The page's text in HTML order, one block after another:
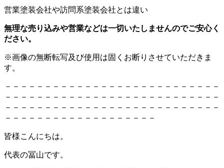
営業塗装会社や訪問系塗装会社とは違い
無理な売り込みや営業などは一切いたしませんのでご安心く
ださい。
※画像の無断転写及び使用は固くお断りさせていただきま
す。
－－－－－－－－－－－－－－－－－－－－－－－－－－－
－－－－－－－－－－－－－－－－－－－－－－－－－－－
－－－－－－－－－－－－－－－－－－－－－－－－－－－
－－－－－－－－－－－－－－－－－－－
皆様こんにちは。
代表の冨山です。